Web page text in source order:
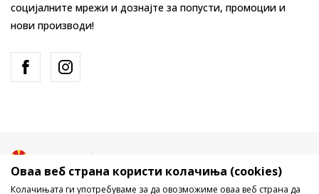
социјалните мрежи и дознајте за попусти, промоции и
нови производи!
Оваа веб страна користи колачиња (cookies)
Колачињата ги употребуваме за да овозможиме оваа веб страна да